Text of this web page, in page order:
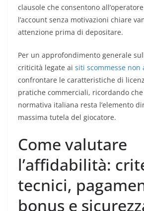
clausole che consentono
l’account senza motivazioni chiare
attenzione prima di depositare.
Per un approfondimento generale
criticità legate ai siti scommesse non
confrontare le caratteristiche di
pratiche commerciali, ricordando
normativa italiana resta l’elemento
massima tutela del giocatore.
Come valutare
l’affidabilità:
tecnici,
bonus e